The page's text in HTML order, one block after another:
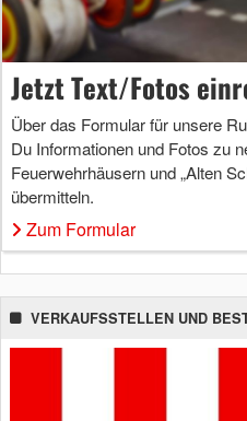
Jetzt Text/Fotos
Über das Formular für unsere
Du Informationen und Fotos zu
Feuerwehrhäusern und „Alten
übermitteln.
Zum Formular
VERKAUFSSTELLEN UND